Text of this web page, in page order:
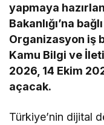
yapmaya
Bakanlığı’na
Organizasyon iş
Kamu Bilgi ve
2026, 14 Ekim
açacak.
Türkiye’nin dijital